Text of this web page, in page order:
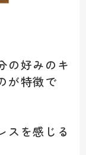
の好みのキ
が特徴で
スを感じる